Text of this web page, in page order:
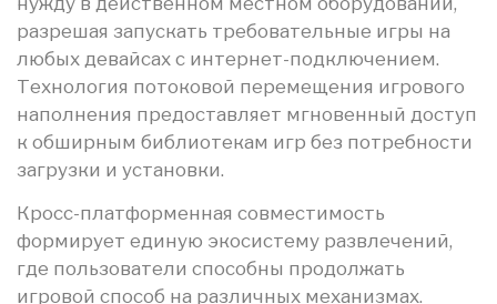
разрешая запускать требовательные игры на
любых девайсах с интернет-подключением.
Технология потоковой перемещения игрового
наполнения предоставляет мгновенный доступ
к обширным библиотекам игр без потребности
загрузки и установки.
Кросс-платформенная совместимость
формирует единую экосистему развлечений,
где пользователи способны продолжать
игровой способ на различных механизмах.